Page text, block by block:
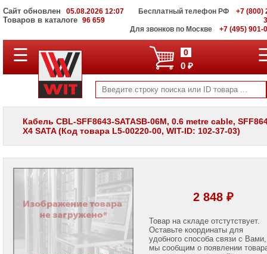
Сайт обновлен 05.08.2026 12:07
Товаров в каталоге 96 659
Бесплатный телефон РФ
+7 (800)
Для звонков по Москве
+7 (495) 901-
ПОЛНЫЙ
КАТАЛОГ
Корпоративные
серверы
WIT
хранения
VI
и
LCD
панели
Проекторы
☰ 0
0 ₽
Кабель CBL-SFF8643-SATASB-06M, 0.6 metre cable,
X4 SATA (Код товара L5-00220-00, WIT-ID: 102-37-03)
2 848 ₽
Товар на складе отстутствует.
Оставьте координаты для
удобного способа связи с Вами,
мы сообщим о появлении